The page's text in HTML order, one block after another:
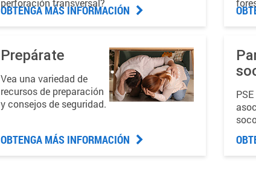
perforación transversal?
OBTENGA MÁS INFORMACIÓN
Prepárate
Vea una variedad de
recursos de preparación
y consejos de seguridad.
OBTENGA MÁS INFORMACIÓN